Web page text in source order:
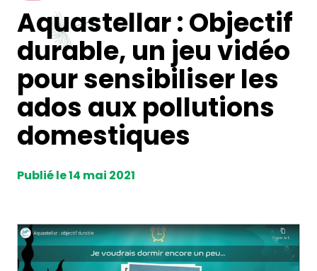
Aquastellar : Objectif
durable, un jeu vidéo
pour sensibiliser les
ados aux pollutions
domestiques
Publié le 14 mai 2021